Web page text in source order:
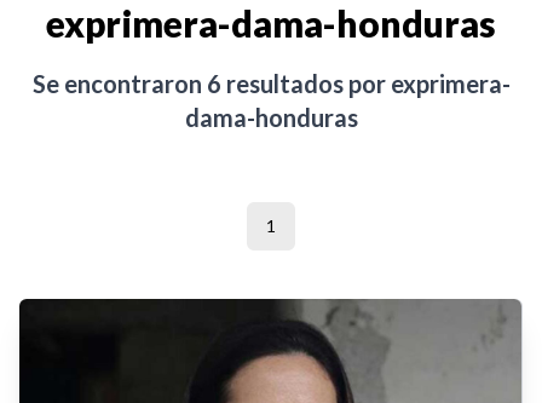
exprimera-dama-honduras
Se encontraron 6 resultados por exprimera-
dama-honduras
1